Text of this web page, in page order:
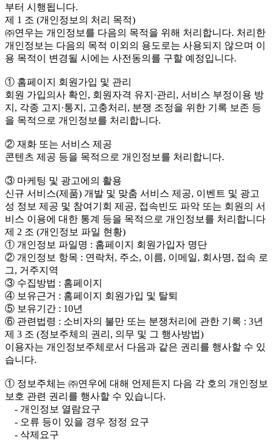
부터 시행됩니다.
제 1 조 (개인정보의 처리 목적)
㈜연우는 개인정보를 다음의 목적을 위해 처리합니다. 처리한
개인정보는 다음의 목적 이외의 용도로는 사용되지 않으며 이
용 목적이 변경될 시에는 사전동의를 구할 예정입니다.
① 홈페이지 회원가입 및 관리
회원 가입의사 확인, 회원자격 유지·관리, 서비스 부정이용 방
지, 각종 고지·통지, 고충처리, 분쟁 조정을 위한 기록 보존 등
을 목적으로 개인정보를 처리합니다.
② 재화 또는 서비스 제공
콘텐츠 제공 등을 목적으로 개인정보를 처리합니다.
③ 마케팅 및 광고에의 활용
신규 서비스(제품) 개발 및 맞춤 서비스 제공, 이벤트 및 광고
성 정보 제공 및 참여기회 제공, 접속빈도 파악 또는 회원의 서
비스 이용에 대한 통계 등을 목적으로 개인정보를 처리합니다
제 2 조 (개인정보 파일 현황)
① 개인정보 파일명 : 홈페이지 회원가입자 명단
② 개인정보 항목 : 연락처, 주소, 이름, 이메일, 회사명, 접속 로
그, 거주지역
③ 수집방법 : 홈페이지
④ 보유근거 : 홈페이지 회원가입 및 탈퇴
⑤ 보유기간 : 10년
⑥ 관련법령 : 소비자의 불만 또는 분쟁처리에 관한 기록 : 3년
제 3 조 (정보주체의 권리, 의무 및 그 행사방법)
이용자는 개인정보주체로서 다음과 같은 권리를 행사할 수 있
습니다.
① 정보주체는 ㈜연우에 대해 언제든지 다음 각 호의 개인정보
보호 관련 권리를 행사할 수 있습니다.
- 개인정보 열람요구
- 오류 등이 있을 경우 정정 요구
- 삭제요구